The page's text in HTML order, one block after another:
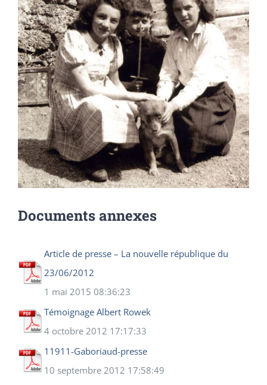
Documents annexes
Article de presse – La nouvelle république du
23/06/2012
1 mai 2015 08:36:23
Témoignage Albert Rowek
4 octobre 2012 17:17:33
11911-Gaboriaud-presse
10 septembre 2012 17:58:49